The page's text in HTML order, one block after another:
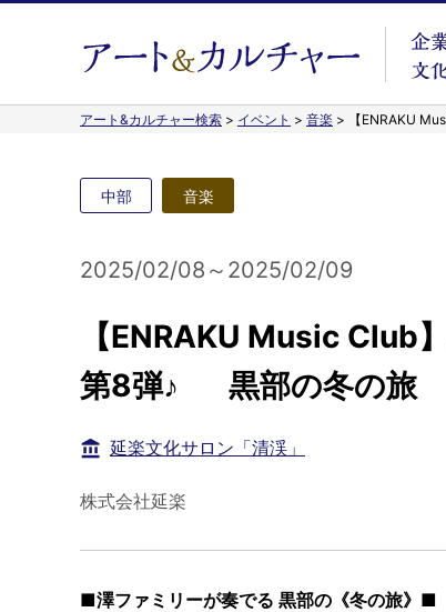
アート&カルチャー検索 > イベント > 音楽 > 【ENRAKU
中部 音楽
2025/02/08～2025/02/09
【ENRAKU Music Club
第8弾♪ 黒部の冬の旅
延楽文化サロン「清渓」
株式会社延楽
■澤ファミリーが奏でる 黒部の《冬の旅》■